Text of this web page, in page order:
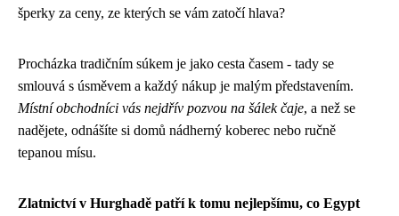
šperky za ceny, ze kterých se vám zatočí hlava?
Procházka tradičním súkem je jako cesta časem - tady se
smlouvá s úsměvem a každý nákup je malým představením.
Místní obchodníci vás nejdřív pozvou na šálek čaje, a než se
nadějete, odnášíte si domů nádherný koberec nebo ručně
tepanou mísu.
Zlatnictví v Hurghadě patří k tomu nejlepšímu, co Egypt